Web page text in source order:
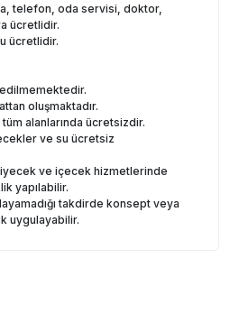
telefon, oda servisi, doktor,
ücretlidir.
ücretlidir.
oluşmaktadır.
alanlarında ücretsizdir.
ve su ücretsiz
ve içecek hizmetlerinde
yapılabilir.
takdirde konsept veya
uygulayabilir.